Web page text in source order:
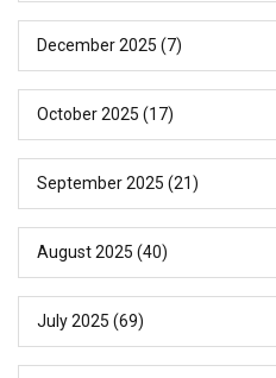
December 2025 (7)
October 2025 (17)
September 2025 (21)
August 2025 (40)
July 2025 (69)